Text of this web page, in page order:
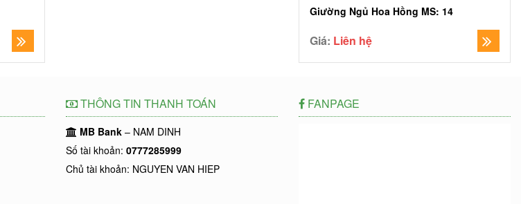
Giường Ngủ Hoa Hồng MS: 14
Giá: Liên hệ
THÔNG TIN THANH TOÁN
MB Bank – NAM DINH
Số tài khoản: 0777285999
Chủ tài khoản: NGUYEN VAN HIEP
FANPAGE